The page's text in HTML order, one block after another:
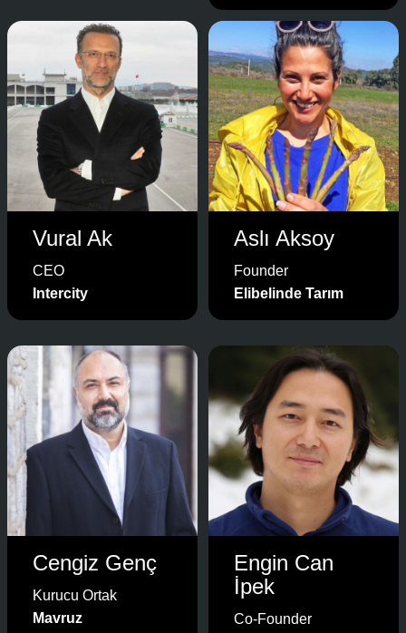
Vural Ak
CEO
Intercity
Aslı Aksoy
Founder
Elibelinde Tarım
Cengiz Genç
Kurucu Ortak
Mavruz
Engin Can
İpek
Co-Founder